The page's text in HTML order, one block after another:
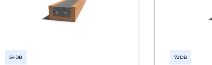
54 DB 72 DB